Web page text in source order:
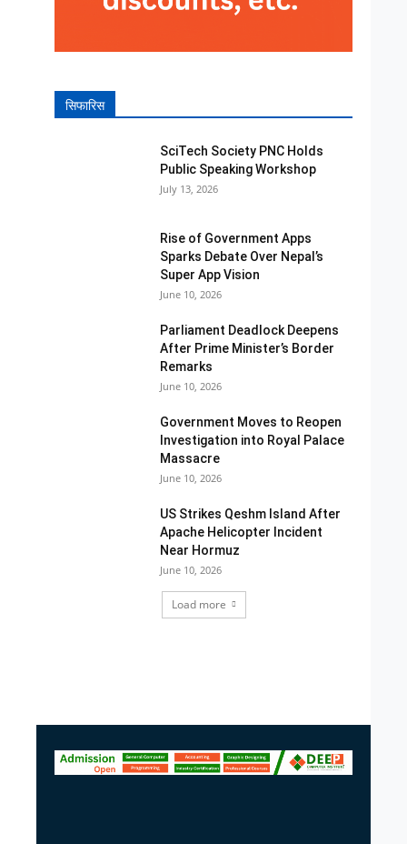
सिफारिस
SciTech Society PNC Holds
Public Speaking Workshop
July 13, 2026
Rise of Government Apps
Sparks Debate Over Nepal’s
Super App Vision
June 10, 2026
Parliament Deadlock Deepens
After Prime Minister’s Border
Remarks
June 10, 2026
Government Moves to Reopen
Investigation into Royal Palace
Massacre
June 10, 2026
US Strikes Qeshm Island After
Apache Helicopter Incident
Near Hormuz
June 10, 2026
Load more